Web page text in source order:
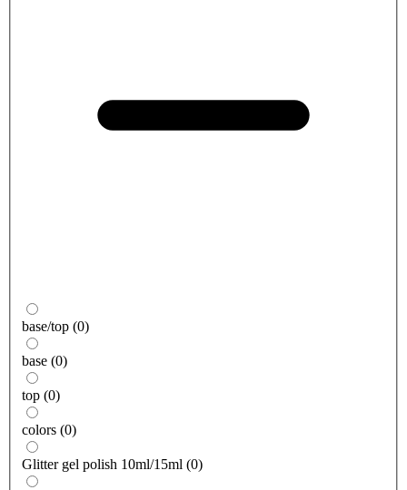
base/top (0)
base (0)
top (0)
colors (0)
Glitter gel polish 10ml/15ml (0)